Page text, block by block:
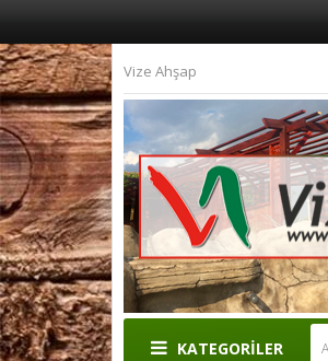
Vize Ahşap
KATEGORİLER